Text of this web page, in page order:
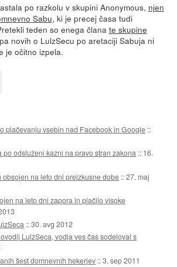
po razkolu v skupini Anonymous, njen
Sabu, ki je precej časa tudi
teden so enega člana te skupine
novih o LulzSecu po aretaciji Sabuja ni
je očitno izpela.
plačevanju vsebin nad Facebook in Google ::
po odsluženi kazni na pravo stran zakona :: 16.
obsojen na leto dni preizkusne dobe ::27. maj
na leto dni zapora in plačilo visoke
::30. avg 2012
LulzSeca, vodja ves čas sodeloval s
šest domnevnih hekerjev ::3. sep 2011